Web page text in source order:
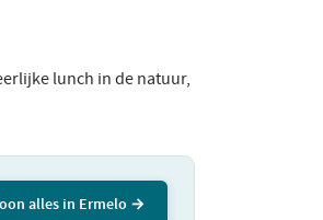
lunch in de natuur,
alles in Ermelo →